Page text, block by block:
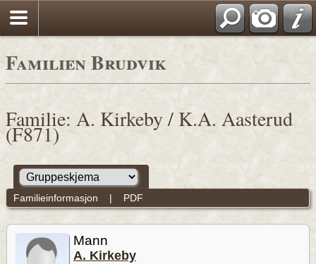
Familien Brudvik
Familie: A. Kirkeby / K.A. Aasterud
(F871)
Familieinformasjon | PDF
Mann
A. Kirkeby